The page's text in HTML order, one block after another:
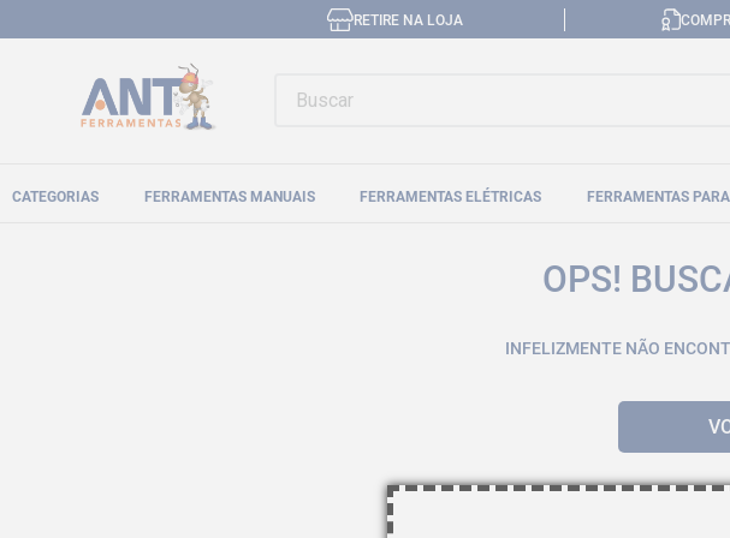
RETIRE NA LOJA
CATEGORIAS FERRAMENTAS MANUAIS FERRAMENTAS ELÉTRICAS FERRAMENTAS
OPS!
INFELIZMENTE NÃO